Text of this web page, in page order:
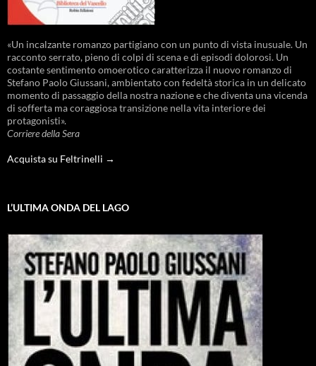
«Un incalzante romanzo partigiano con un punto di vista inusuale. Un
racconto serrato, pieno di colpi di scena e di episodi dolorosi. Un
costante sentimento omoerotico caratterizza il nuovo romanzo di
Stefano Paolo Giussani, ambientato con fedeltà storica in un delicato
momento di passaggio della nostra nazione e che diventa una vicenda
di sofferta ma coraggiosa transizione nella vita interiore dei
protagonisti».
Corriere della Sera
Acquista su Feltrinelli →
L’ULTIMA ONDA DEL LAGO